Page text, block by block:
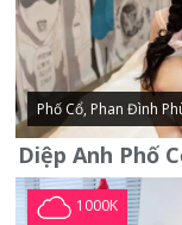
Phố Cổ, Phan Đình
1000K